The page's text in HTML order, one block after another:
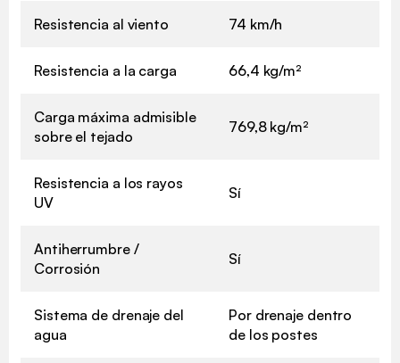
Resistencia al viento 74 km/h
Resistencia a la carga 66,4 kg/m²
Carga máxima admisible
sobre el tejado
769,8 kg/m²
Resistencia a los rayos
UV
Sí
Antiherrumbre /
Corrosión
Sí
Sistema de drenaje del
agua
Por drenaje dentro
de los postes